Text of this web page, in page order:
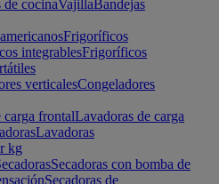
cocinaVajillaBandejas
Frigoríficos
integrablesFrigoríficos
verticalesCongeladores
carga frontalLavadoras de carga
Lavadoras
kg
Secadoras con bomba de
Secadoras de